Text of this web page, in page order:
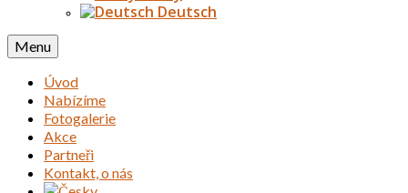
Deutsch
Menu
Úvod
Nabízíme
Fotogalerie
Akce
Partneři
Kontakt, o nás